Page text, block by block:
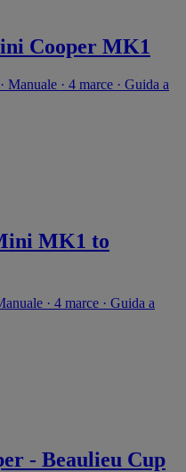
Cooper MK1
Manuale · 4 marce · Guida a
MK1 to
· 4 marce · Guida a
- Beaulieu Cup